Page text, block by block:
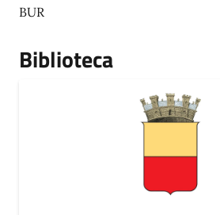
BUR
Biblioteca